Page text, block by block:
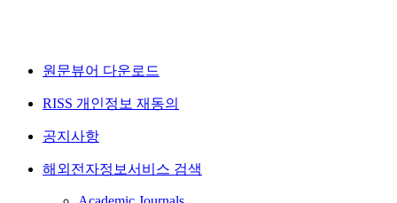
원문뷰어 다운로드
RISS 개인정보 재동의
공지사항
해외전자정보서비스 검색